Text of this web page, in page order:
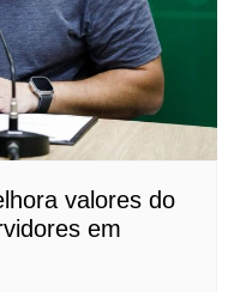
valores do
em